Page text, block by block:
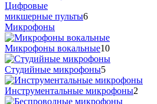
Цифровые
микшерные пульты6
Микрофоны
Микрофоны вокальные10
Студийные микрофоны5
Инструментальные микрофоны2